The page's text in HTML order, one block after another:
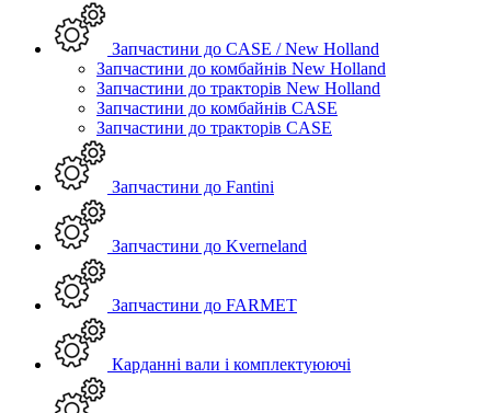
Запчастини до CASE / New Holland
Запчастини до комбайнів New Holland
Запчастини до тракторів New Holland
Запчастини до комбайнів CASE
Запчастини до тракторів CASE
Запчастини до Fantini
Запчастини до Kverneland
Запчастини до FARMET
Карданні вали і комплектуюючі